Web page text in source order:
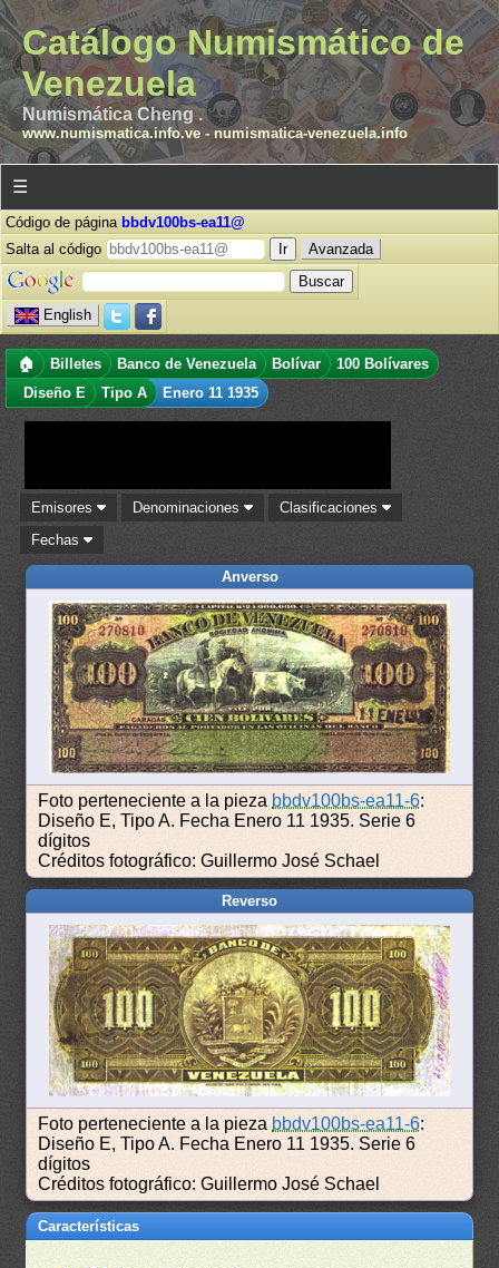
Catálogo Numismático de
Venezuela
Numismática Cheng .
www.numismatica.info.ve- numismatica-venezuela.info
☰
Código de página bbdv100bs-ea11@
Salta al código
Avanzada
English
🏠 Billetes Banco de Venezuela Bolívar
100 Bolívares
Diseño E
Tipo A Enero 11 1935
Emisores Denominaciones
Clasificaciones
Fechas
Anverso
Foto perteneciente a la pieza bbdv100bs-ea11-6:
Diseño E, Tipo A. Fecha Enero 11 1935. Serie 6
dígitos
Créditos fotográfico: Guillermo José Schael
Reverso
Foto perteneciente a la pieza bbdv100bs-ea11-6:
Diseño E, Tipo A. Fecha Enero 11 1935. Serie 6
dígitos
Créditos fotográfico: Guillermo José Schael
Características